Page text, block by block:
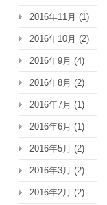
2016年11月 (1)
2016年10月 (2)
2016年9月 (4)
2016年8月 (2)
2016年7月 (1)
2016年6月 (1)
2016年5月 (2)
2016年3月 (2)
2016年2月 (2)